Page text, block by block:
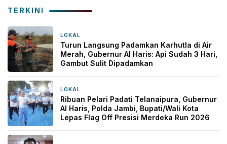
TERKINI
LOKAL
Turun Langsung Padamkan Karhutla di Air
Merah, Gubernur Al Haris: Api Sudah 3 Hari,
Gambut Sulit Dipadamkan
LOKAL
Ribuan Pelari Padati Telanaipura, Gubernur
Al Haris, Polda Jambi, Bupati/Wali Kota
Lepas Flag Off Presisi Merdeka Run 2026